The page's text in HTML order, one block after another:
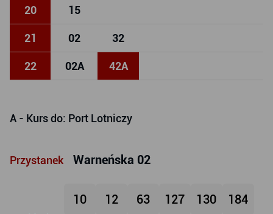
20 15
21 02 32
22 02A 42A
A - Kurs do: Port Lotniczy
Przystanek Warneńska 02
10 12 63 127 130 184